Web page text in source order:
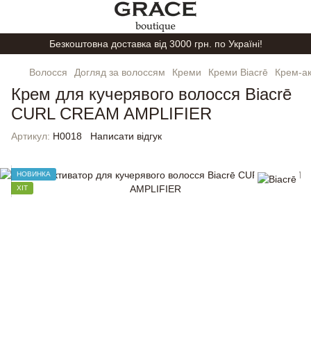
Безкоштовна доставка від 3000 грн. по Україні!
Волосся Догляд за волоссям Креми Креми Biacrē Крем-
Крем для кучерявого волосся Biacrē
CURL CREAM AMPLIFIER
Артикул: H0018 Написати відгук
НОВИНКА
ХІТ